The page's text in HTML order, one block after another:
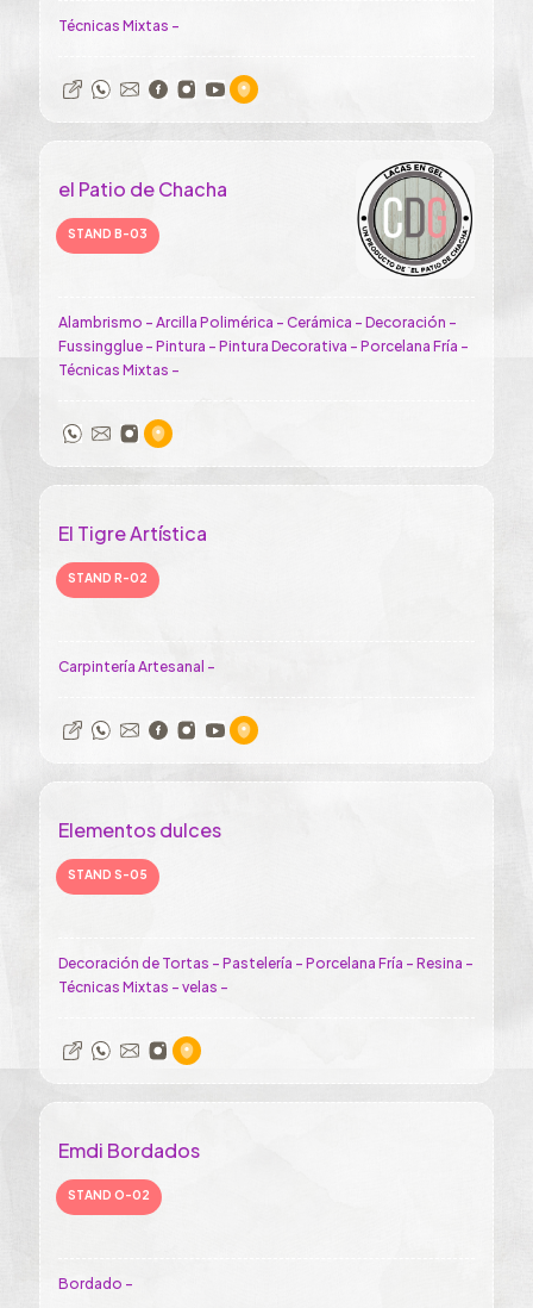
Técnicas Mixtas -
el Patio de Chacha
STAND B-03
Alambrismo - Arcilla Polimérica - Cerámica - Decoración -
Fussingglue - Pintura - Pintura Decorativa - Porcelana Fría -
Técnicas Mixtas -
El Tigre Artística
STAND R-02
Carpintería Artesanal -
Elementos dulces
STAND S-05
Decoración de Tortas - Pastelería - Porcelana Fría - Resina -
Técnicas Mixtas - velas -
Emdi Bordados
STAND O-02
Bordado -